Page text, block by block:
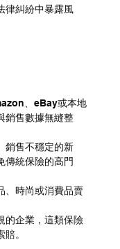
律糾紛中暴露風
、eBay或本地
銷售數據無縫整
銷售不穩定的新
傳統保險的高門
、時尚或消費品賣
的企業，這類保險
。